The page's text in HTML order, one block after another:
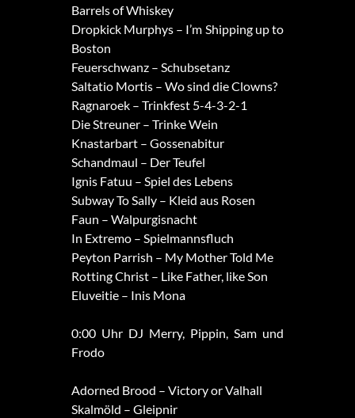
Barrels of Whiskey
Dropkick Murphys – I’m Shipping up to
Boston
Feuerschwanz – Schubsetanz
Saltatio Mortis – Wo sind die Clowns?
Ragnaroek – Trinkfest 5-4-3-2-1
Die Streuner – Trinke Wein
Knastarbart – Gossenabitur
Schandmaul – Der Teufel
Ignis Fatuu – Spiel des Lebens
Subway To Sally – Kleid aus Rosen
Faun – Walpurgisnacht
In Extremo – Spielmannsfluch
Peyton Parrish – My Mother Told Me
Rotting Christ – Like Father, like Son
Eluveitie – Inis Mona
0:00 Uhr DJ Merry, Pippin, Sam und
Frodo
Adorned Brood – Victory or Valhall
Skalmöld – Gleipnir